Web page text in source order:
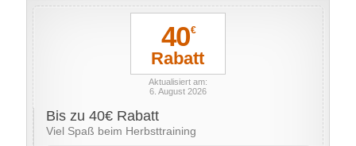
40€
Rabatt
Aktualisiert am:
6. August 2026
Bis zu 40€ Rabatt
Viel Spaß beim Herbsttraining